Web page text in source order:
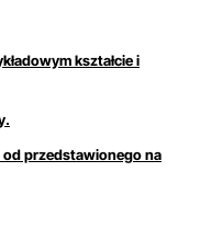
kształcie i
przedstawionego na